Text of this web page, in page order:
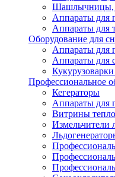
Шашлычницы,
Аппараты для
Аппараты для
Оборудование для
Аппараты для
Аппараты для
Профессиональное
Кегераторы
Аппараты для
Витрины
Измельчители